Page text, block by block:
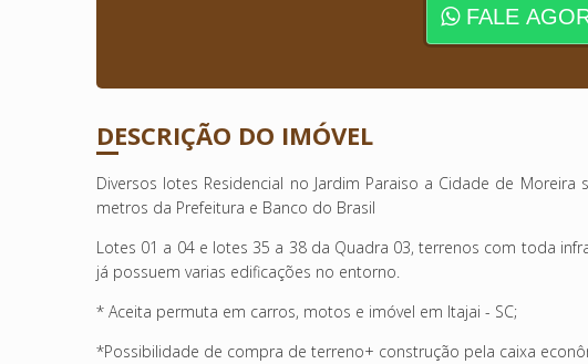
FALE
DESCRIÇÃO DO IMÓVEL
Diversos lotes Residencial no Jardim Paraiso a Cidade de
metros da Prefeitura e Banco do Brasil
Lotes 01 a 04 e lotes 35 a 38 da Quadra 03, terrenos com toda
já possuem varias edificações no entorno.
* Aceita permuta em carros, motos e imóvel em Itajai - SC;
*Possibilidade de compra de terreno+ construção pela caixa